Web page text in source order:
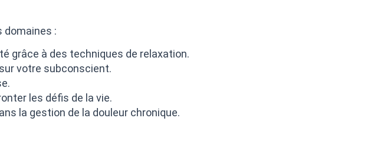
domaines :
grâce à des techniques de relaxation.
votre subconscient.
les défis de la vie.
la gestion de la douleur chronique.